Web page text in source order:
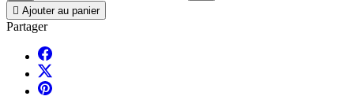
 Ajouter au panier
Partager